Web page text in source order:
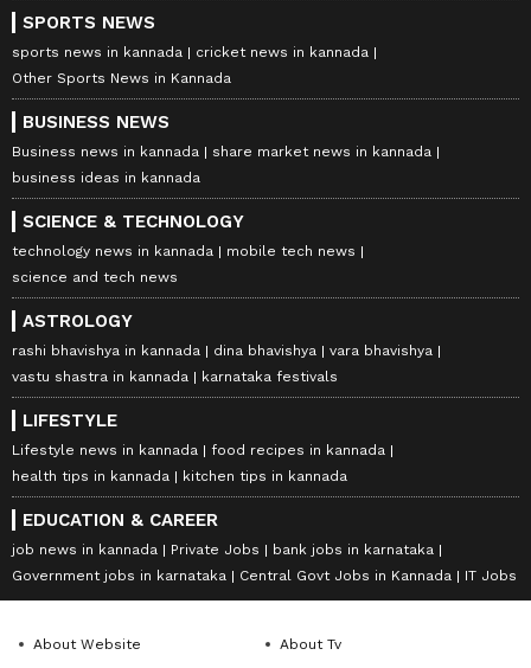
SPORTS NEWS
sports news in kannada
cricket news in kannada
Other Sports News in Kannada
BUSINESS NEWS
Business news in kannada
share market news in kannada
business ideas in kannada
SCIENCE & TECHNOLOGY
technology news in kannada
mobile tech news
science and tech news
ASTROLOGY
rashi bhavishya in kannada dina bhavishya
vara bhavishya
vastu shastra in kannada
karnataka festivals
LIFESTYLE
Lifestyle news in kannada
food recipes in kannada
health tips in kannada
kitchen tips in kannada
EDUCATION & CAREER
job news in kannada Private Jobs
bank jobs in karnataka
Government jobs in karnataka
Central Govt Jobs in Kannada IT Jobs
About Website About Tv